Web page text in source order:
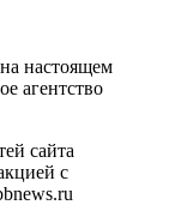
настоящем
агентство
сайта
с